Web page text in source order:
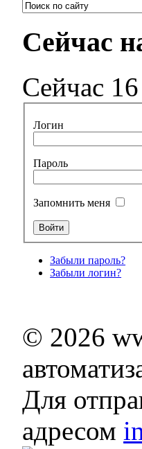
Сейчас
Сейчас
Логин
Пароль
Запомнить меня
Забыли пароль?
Забыли логин?
© 2026
Для
адресом